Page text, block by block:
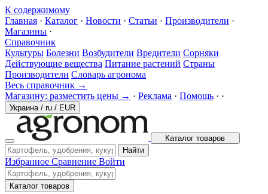
К содержимому
Главная · Каталог · Новости · Статьи · Производители ·
Магазины ·
Справочник
Культуры Болезни Возбудители Вредители Сорняки
Действующие вещества Питание растений Страны
Производители Словарь агронома
Весь справочник →
Магазину: разместить цены → · Реклама · Помощь · ·
Украина / ru / EUR
Каталог товаров
Найти
Избранное Сравнение Войти
Каталог товаров